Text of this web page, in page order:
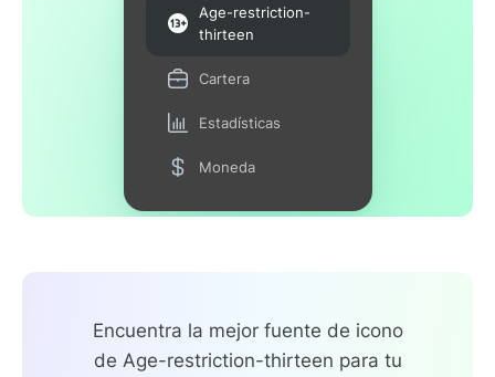
Age-restriction-
thirteen
Cartera
Estadísticas
Moneda
Encuentra la mejor fuente de icono
de Age-restriction-thirteen para tu